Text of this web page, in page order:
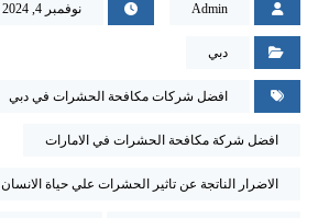
Admin نوفمبر 4, 2024
دبي
افضل شركات مكافحة الحشرات في دبي
افضل شركة مكافحة الحشرات في الامارات
الاضرار الناتجة عن تاثير الحشرات علي حياة الانسان